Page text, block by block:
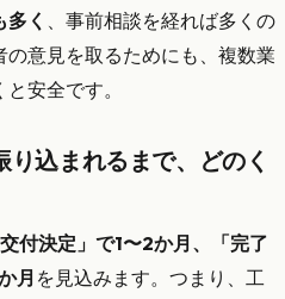
く 、事前相談を経れば多くの
意見を取るためにも、複数業
安全です。
り込まれるまで、どのく
付決定」で1〜2か月、「完了
月 を見込みます。つまり、工